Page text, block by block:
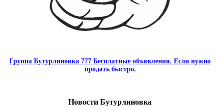
Группа Бутурлиновка 777 Бесплатные объявления. Если нужно
продать быстро.
Новости Бутурлиновка